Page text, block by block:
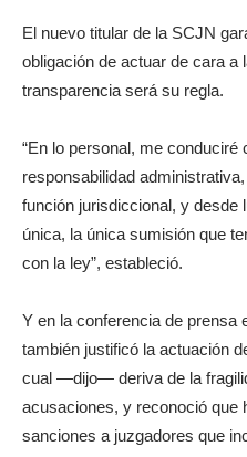
El nuevo titular de la SCJN
obligación de actuar de cara a
transparencia será su regla.
“En lo personal, me conduciré
responsabilidad
función jurisdiccional, y desde
única, la única sumisión que
con la ley”, estableció.
Y en la conferencia de prensa
también justificó la actuación
cual —dijo— deriva de la
acusaciones, y reconoció que
sanciones a juzgadores que